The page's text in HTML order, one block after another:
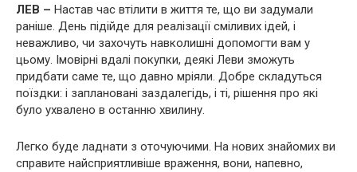
ЛЕВ – Настав час втілити в життя те, що ви задумали
раніше. День підійде для реалізації сміливих ідей, і
неважливо, чи захочуть навколишні допомогти вам у
цьому. Імовірні вдалі покупки, деякі Леви зможуть
придбати саме те, що давно мріяли. Добре складуться
поїздки: і заплановані заздалегідь, і ті, рішення про які
було ухвалено в останню хвилину.
Легко буде ладнати з оточуючими. На нових знайомих ви
справите найсприятливіше враження, вони, напевно,